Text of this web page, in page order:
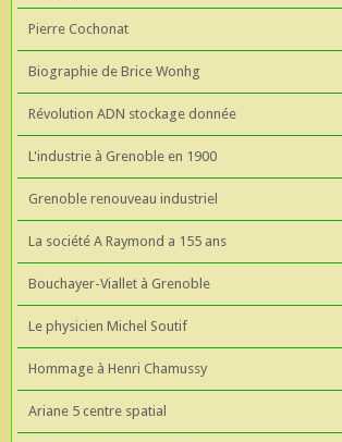
Pierre Cochonat
Biographie de Brice Wonhg
Révolution ADN stockage donnée
L'industrie à Grenoble en 1900
Grenoble renouveau industriel
La société A Raymond a 155 ans
Bouchayer-Viallet à Grenoble
Le physicien Michel Soutif
Hommage à Henri Chamussy
Ariane 5 centre spatial